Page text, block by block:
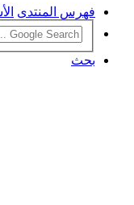
فهرس المنتدى
بحث